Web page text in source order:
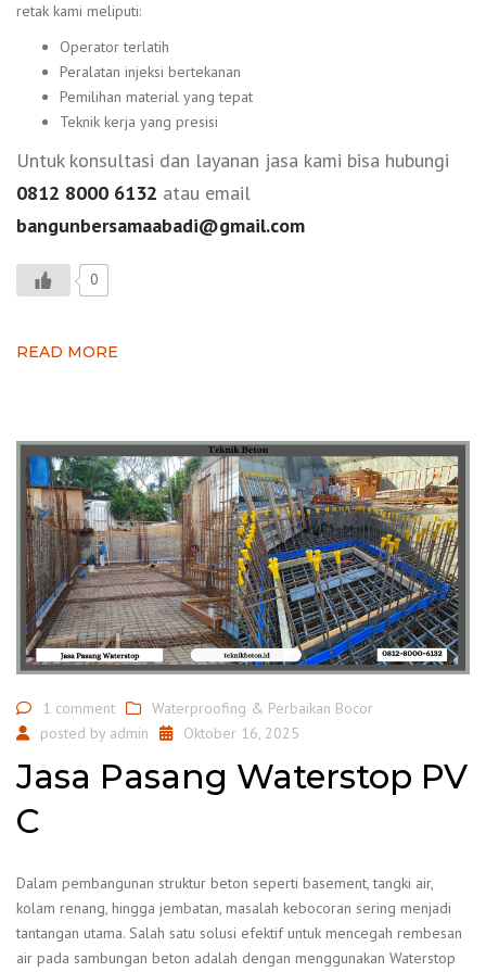
retak kami meliputi:
Operator terlatih
Peralatan injeksi bertekanan
Pemilihan material yang tepat
Teknik kerja yang presisi
Untuk konsultasi dan layanan jasa kami bisa hubungi
0812 8000 6132 atau email
bangunbersamaabadi@gmail.com
0
READ MORE
1 comment
Waterproofing & Perbaikan Bocor
posted by admin Oktober 16, 2025
Jasa Pasang Waterstop PV
C
Dalam pembangunan struktur beton seperti basement, tangki air,
kolam renang, hingga jembatan, masalah kebocoran sering menjadi
tantangan utama. Salah satu solusi efektif untuk mencegah rembesan
air pada sambungan beton adalah dengan menggunakan Waterstop